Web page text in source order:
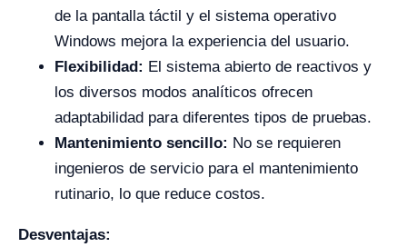
de la pantalla táctil y el sistema operativo
Windows mejora la experiencia del usuario.
Flexibilidad: El sistema abierto de reactivos y
los diversos modos analíticos ofrecen
adaptabilidad para diferentes tipos de pruebas.
Mantenimiento sencillo: No se requieren
ingenieros de servicio para el mantenimiento
rutinario, lo que reduce costos.
Desventajas: